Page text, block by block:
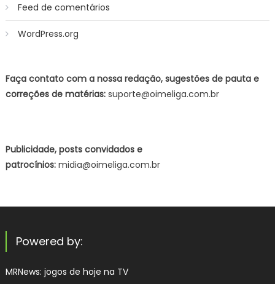
Feed de comentários
WordPress.org
Faça contato com a nossa redação, sugestões de pauta e
correções de matérias:suporte@oimeliga.com.br
Publicidade, posts convidados e
patrocínios:midia@oimeliga.com.br
Powered by:
MRNews: jogos de hoje na TV